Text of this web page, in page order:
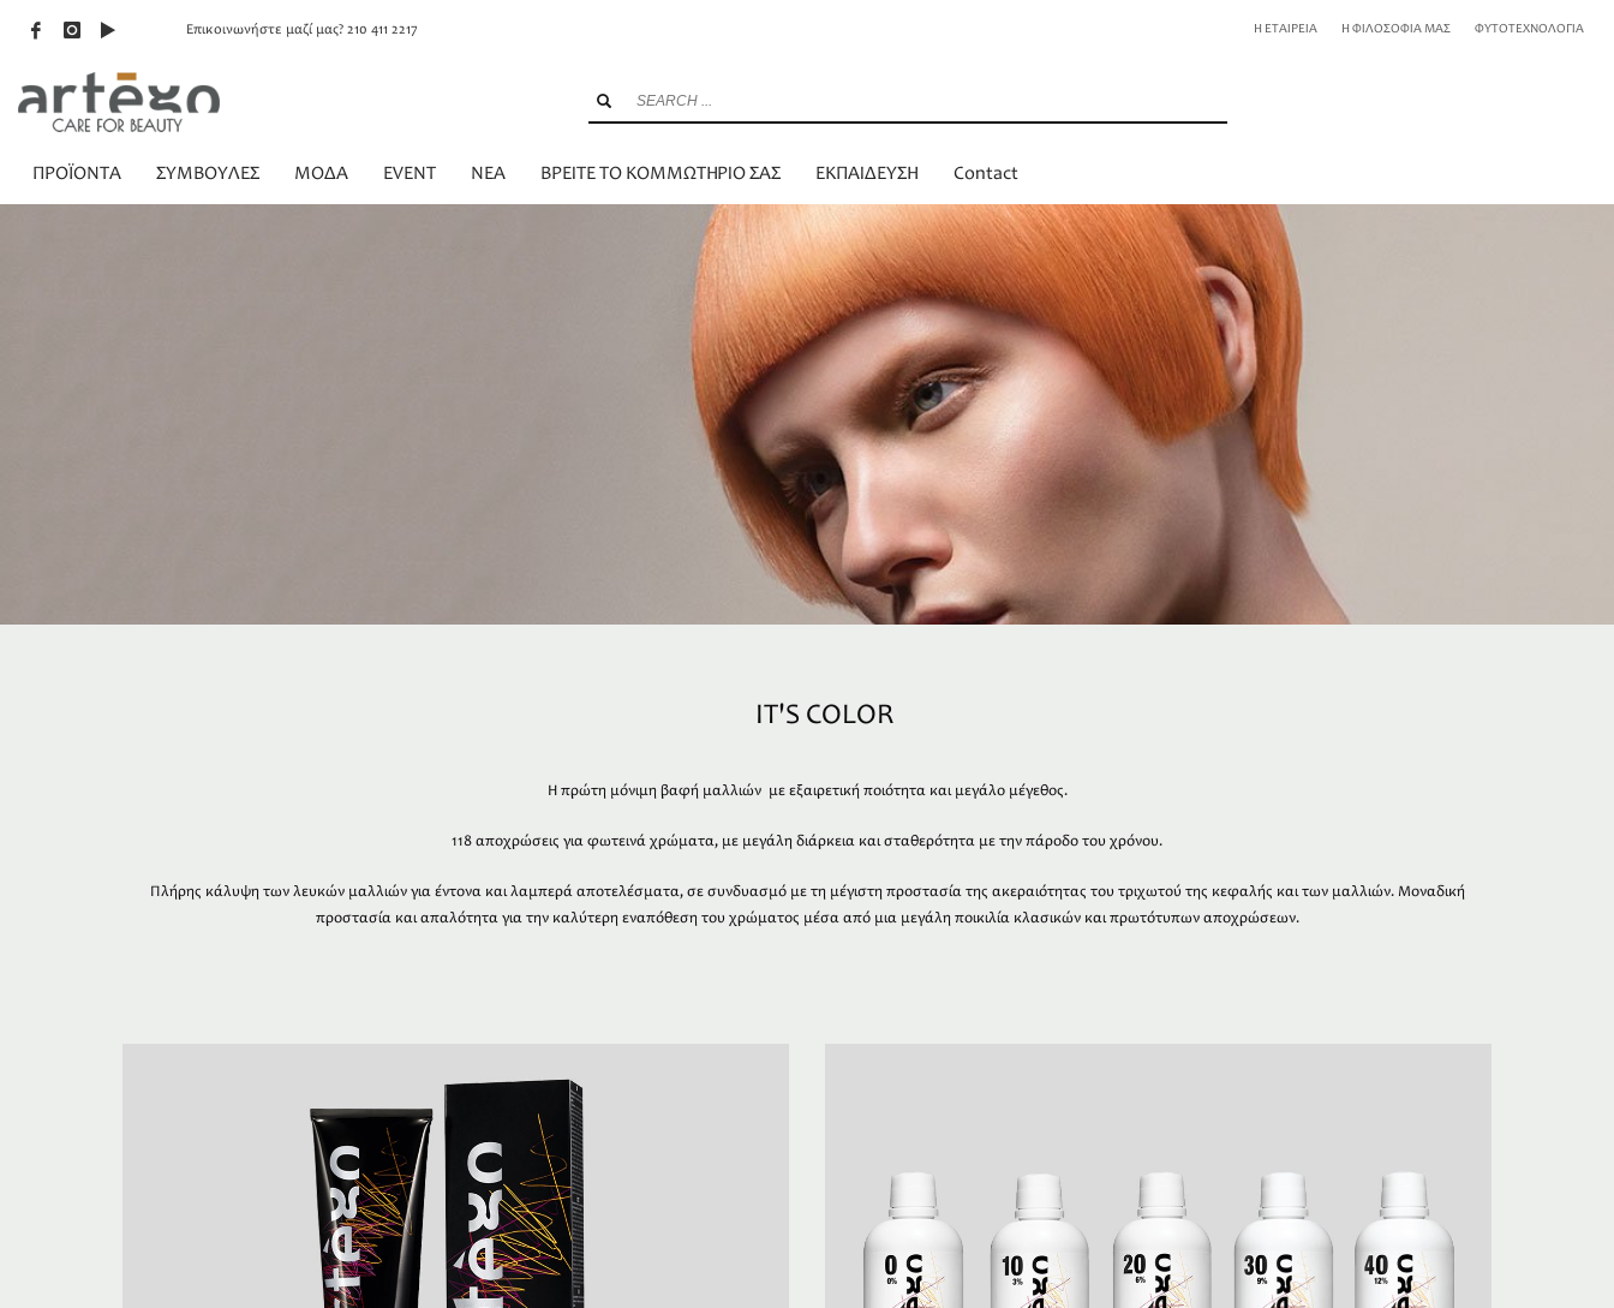
Επικοινωνήστε μαζί μας? 210 411 2217 Η ΕΤΑΙΡΕΙΑ Η ΦΙΛΟΣΟΦΙΑ ΜΑΣ ΦΥΤΟΤΕΧΝΟΛΟΓΙΑ
ΠΡΟΪΟΝΤΑ ΣΥΜΒΟΥΛΕΣ ΜΟΔΑ EVENT NEA ΒΡΕΙΤΕ ΤΟ ΚΟΜΜΩΤΗΡΙΟ ΣΑΣ ΕΚΠΑΙΔΕΥΣΗ Contact
IT'S COLOR
Η πρώτη μόνιμη βαφή μαλλιών με εξαιρετική ποιότητα και μεγάλο μέγεθος.
118 αποχρώσεις για φωτεινά χρώματα, με μεγάλη διάρκεια και σταθερότητα με την πάροδο του χρόνου.
Πλήρης κάλυψη των λευκών μαλλιών για έντονα και λαμπερά αποτελέσματα, σε συνδυασμό με τη μέγιστη προστασία της ακεραιότητας του τριχωτού της κεφαλής και των μαλλιών. Μοναδική
προστασία και απαλότητα για την καλύτερη εναπόθεση του χρώματος μέσα από μια μεγάλη ποικιλία κλασικών και πρωτότυπων αποχρώσεων.